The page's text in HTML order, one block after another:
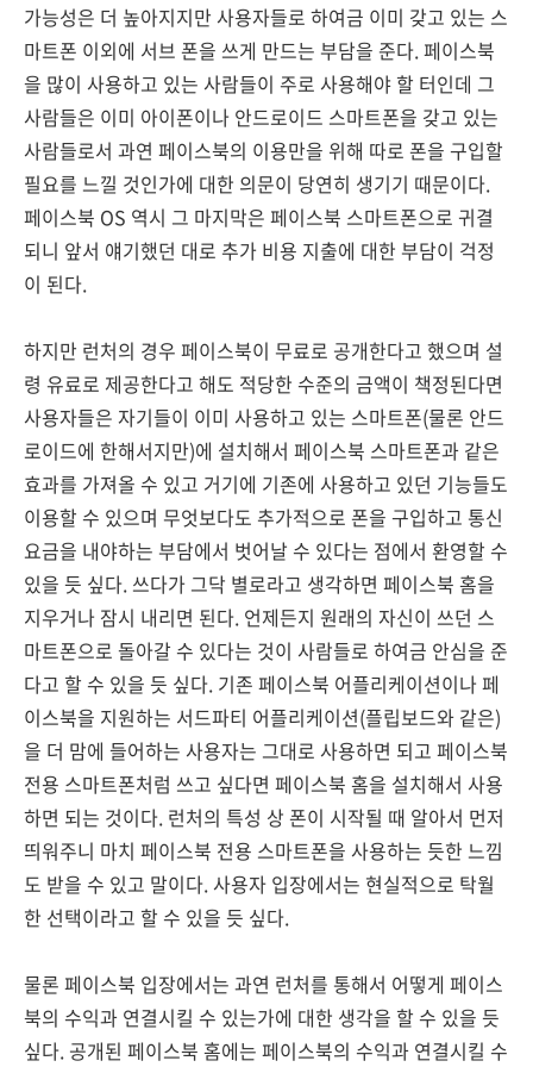
가능성은 더 높아지지만 사용자들로 하여금 이미 갖고 있는 스
마트폰 이외에 서브 폰을 쓰게 만드는 부담을 준다. 페이스북
을 많이 사용하고 있는 사람들이 주로 사용해야 할 터인데 그
사람들은 이미 아이폰이나 안드로이드 스마트폰을 갖고 있는
사람들로서 과연 페이스북의 이용만을 위해 따로 폰을 구입할
필요를 느낄 것인가에 대한 의문이 당연히 생기기 때문이다.
페이스북 OS 역시 그 마지막은 페이스북 스마트폰으로 귀결
되니 앞서 얘기했던 대로 추가 비용 지출에 대한 부담이 걱정
이 된다.
하지만 런처의 경우 페이스북이 무료로 공개한다고 했으며 설
령 유료로 제공한다고 해도 적당한 수준의 금액이 책정된다면
사용자들은 자기들이 이미 사용하고 있는 스마트폰(물론 안드
로이드에 한해서지만)에 설치해서 페이스북 스마트폰과 같은
효과를 가져올 수 있고 거기에 기존에 사용하고 있던 기능들도
이용할 수 있으며 무엇보다도 추가적으로 폰을 구입하고 통신
요금을 내야하는 부담에서 벗어날 수 있다는 점에서 환영할 수
있을 듯 싶다. 쓰다가 그닥 별로라고 생각하면 페이스북 홈을
지우거나 잠시 내리면 된다. 언제든지 원래의 자신이 쓰던 스
마트폰으로 돌아갈 수 있다는 것이 사람들로 하여금 안심을 준
다고 할 수 있을 듯 싶다. 기존 페이스북 어플리케이션이나 페
이스북을 지원하는 서드파티 어플리케이션(플립보드와 같은)
을 더 맘에 들어하는 사용자는 그대로 사용하면 되고 페이스북
전용 스마트폰처럼 쓰고 싶다면 페이스북 홈을 설치해서 사용
하면 되는 것이다. 런처의 특성 상 폰이 시작될 때 알아서 먼저
띄워주니 마치 페이스북 전용 스마트폰을 사용하는 듯한 느낌
도 받을 수 있고 말이다. 사용자 입장에서는 현실적으로 탁월
한 선택이라고 할 수 있을 듯 싶다.
물론 페이스북 입장에서는 과연 런처를 통해서 어떻게 페이스
북의 수익과 연결시킬 수 있는가에 대한 생각을 할 수 있을 듯
싶다. 공개된 페이스북 홈에는 페이스북의 수익과 연결시킬 수